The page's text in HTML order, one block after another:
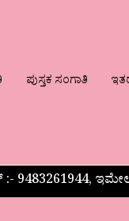
ಪುಸ್ತಕ ಸಂಗಾತಿ
9483261944,